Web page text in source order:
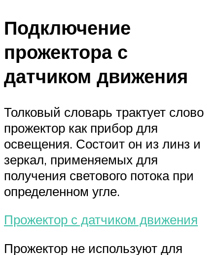
Подключение
прожектора с
датчиком движения
Толковый словарь трактует слово
прожектор как прибор для
освещения. Состоит он из линз и
зеркал, применяемых для
получения светового потока при
определенном угле.
Прожектор с датчиком движения
Прожектор не используют для